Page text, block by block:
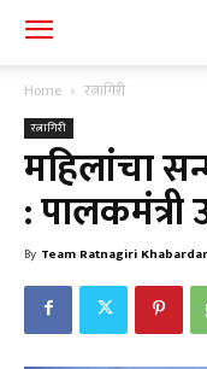
Home रत्नागिरी
रत्नागिरी
महिलांचा
:
By Team Ratnagiri Khabardar